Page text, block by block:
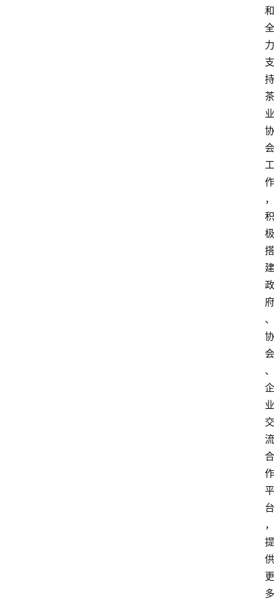
和
全
力
支
持
茶
业
协
会
工
作
，
积
极
搭
建
政
府
、
协
会
、
企
业
交
流
合
作
平
台
，
提
供
更
多